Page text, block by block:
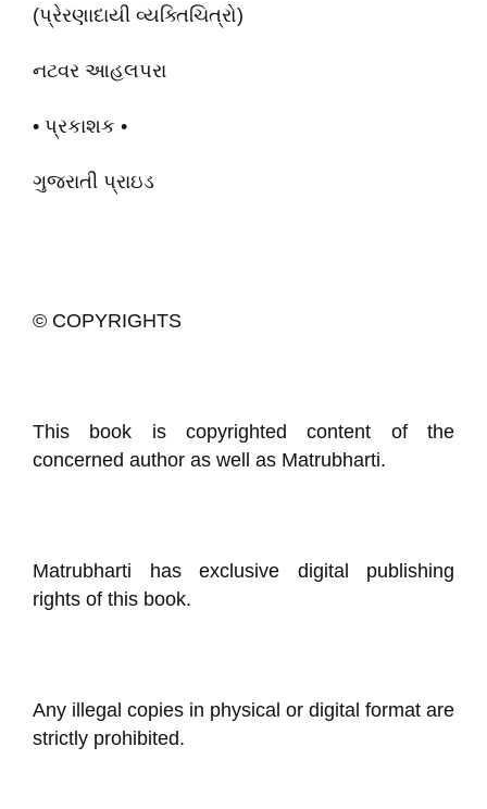
(પ્રેરણાદાયી વ્યક્તિચિત્રો)
નટવર આહલપરા
• પ્રકાશક •
ગુજરાતી પ્રાઇડ
© COPYRIGHTS
This book is copyrighted content of the
concerned author as well as Matrubharti.
Matrubharti has exclusive digital publishing
rights of this book.
Any illegal copies in physical or digital format are
strictly prohibited.